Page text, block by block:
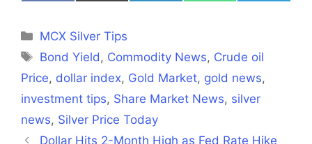
on
on
on
on
on
Categories
MCX Silver Tips
Tags
Bond Yield, Commodity News, Crude oil
Price, dollar index, Gold Market, gold news,
investment tips, Share Market News, silver
news, Silver Price Today
Dollar Hits 2-Month High as Fed Rate Hike